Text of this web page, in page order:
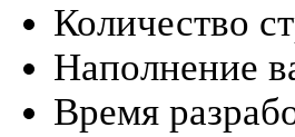
Количество
Наполнение
Время